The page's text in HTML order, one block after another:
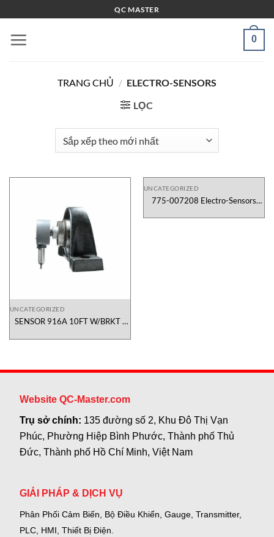
qua
nội
QC MASTER
0
TRANG CHỦ / ELECTRO-SENSORS
LỌC
UNCATEGORIZED
SENSOR 916A 10FT W/BRKT /
Việt Nam
UNCATEGORIZED
775-007208 Electro-Sensors
Website QC-Master.com
Trụ sở chính: 135 đường số 2, Khu Đô Thị Vạn
Phúc, Phường Hiệp Bình Phước, Thành phố Thủ
Đức, Thành phố Hồ Chí Minh, Việt Nam
GIẢI PHÁP & DỊCH VỤ
Phân Phối Cảm Biến, Bộ Điều Khiển, Gauge, Transmitter,
PLC, HMI, Thiết Bị Điện.